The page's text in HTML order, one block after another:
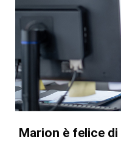
Marion è felice